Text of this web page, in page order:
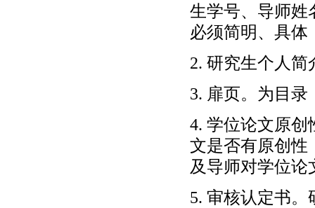
生学号、导师姓
必须简明、具体
2. 研究生个人简
3. 扉页。为目
4. 学位论文原
文是否有原创性
及导师对学位论
5. 审核认定书